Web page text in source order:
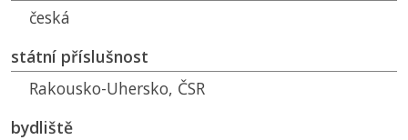
česká
státní příslušnost
Rakousko-Uhersko, ČSR
bydliště